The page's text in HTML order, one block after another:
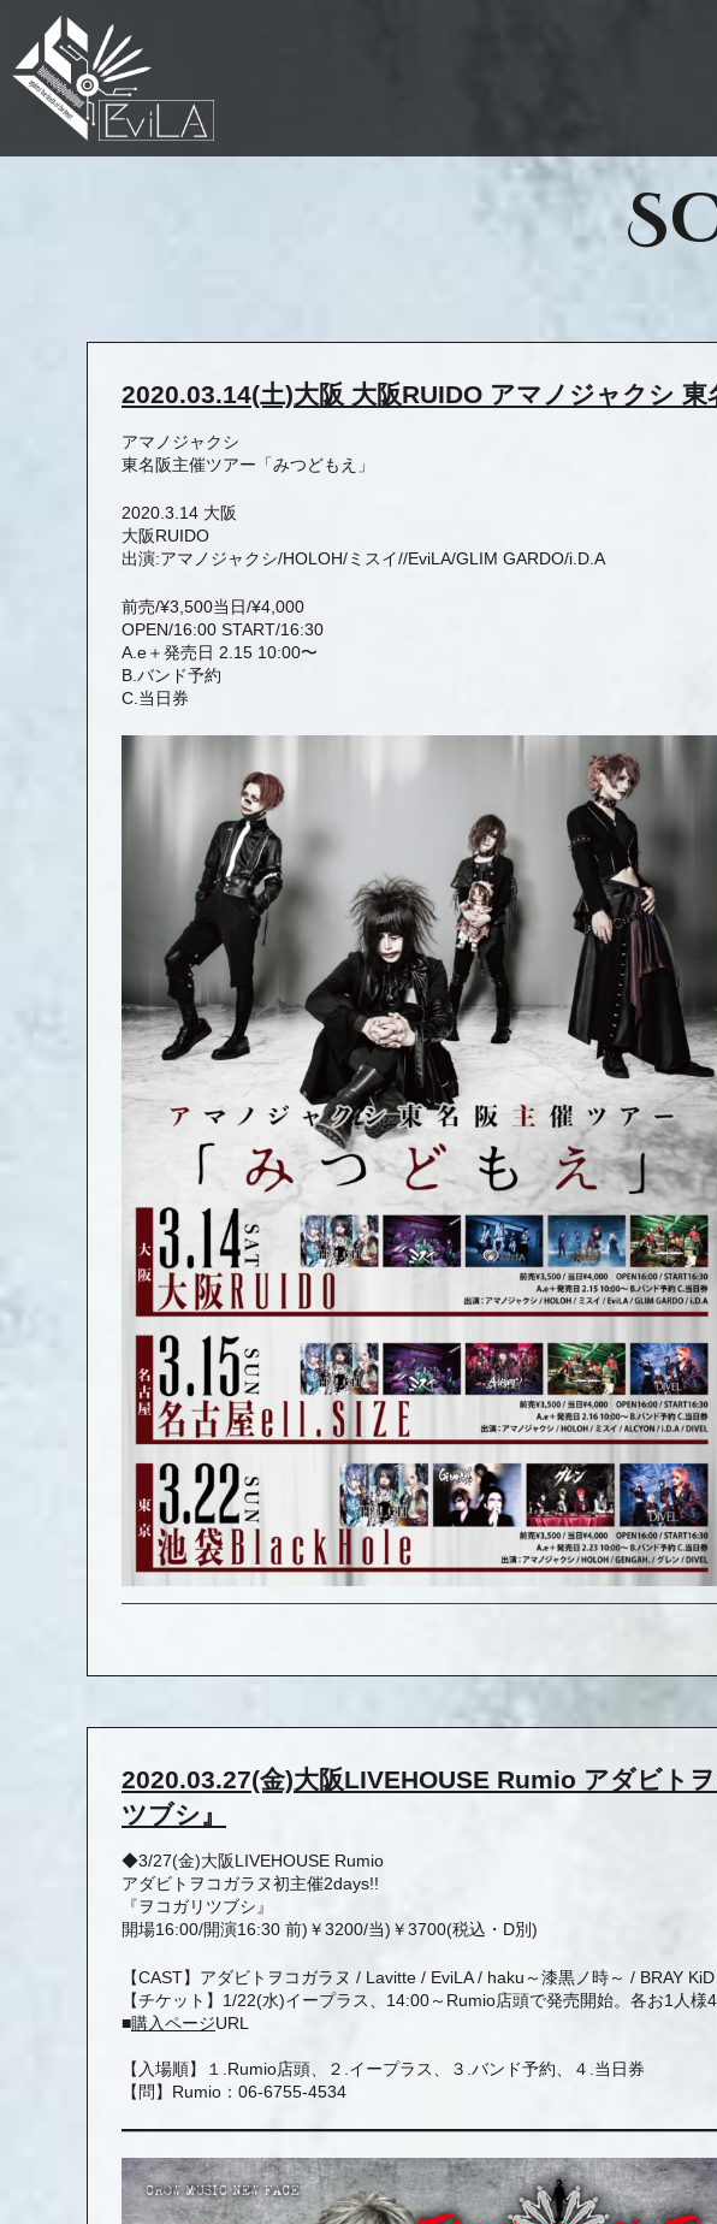
2020.03.14(土)大阪 大阪RUIDO アマノジャクシ 東
アマノジャクシ
東名阪主催ツアー「みつどもえ」
2020.3.14 大阪
大阪RUIDO
出演:アマノジャクシ/HOLOH/ミスイ//EviLA/GLIM GARDO/i.D.A
前売/¥3,500当日/¥4,000
OPEN/16:00 START/16:30
A.e＋発売日 2.15 10:00〜
B.バンド予約
C.当日券
2020.03.27(金)大阪LIVEHOUSE Rumio アダビト
ツブシ』
◆3/27(金)大阪LIVEHOUSE Rumio
アダビトヲコガラヌ初主催2days!!
『ヲコガリツブシ』
開場16:00/開演16:30 前)￥3200/当)￥3700(税込・D別)
【CAST】アダビトヲコガラヌ / Lavitte / EviLA / haku～漆黒ノ時～ / BRAY
【チケット】1/22(水)イープラス、14:00～Rumio店頭で発売開始。各お1人様
■購入ページURL
【入場順】１.Rumio店頭、２.イープラス、３.バンド予約、４.当日券
【問】Rumio：06-6755-4534